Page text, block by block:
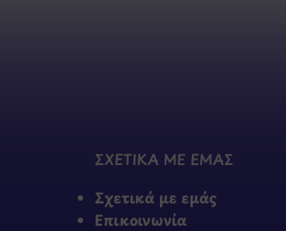
ΣΧΕΤΙΚΑ ΜΕ ΕΜΑΣ
Σχετικά με εμάς
Επικοινωνία